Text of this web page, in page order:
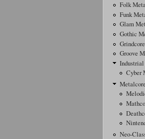
Folk
Funk
Glam
Gothic
Grindcore
Groove
Cyber
Metalcore
Neo-